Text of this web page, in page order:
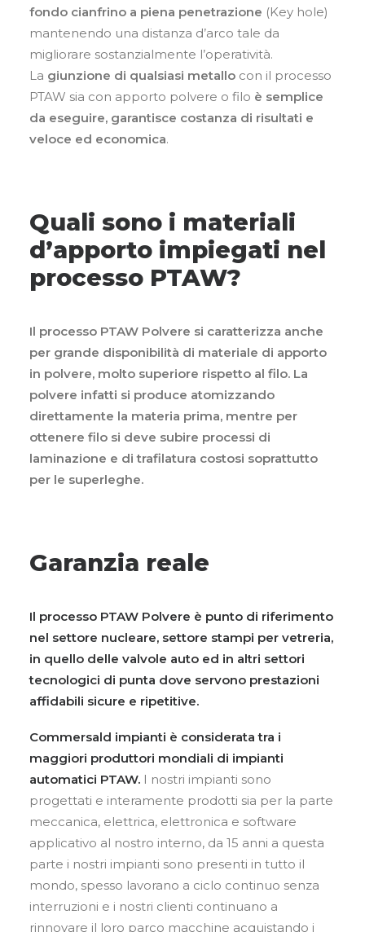
fondo cianfrino a piena penetrazione (Key hole)
mantenendo una distanza d’arco tale da
migliorare sostanzialmente l’operatività.
La giunzione di qualsiasi metallo con il processo
PTAW sia con apporto polvere o filo è semplice
da eseguire, garantisce costanza di risultati e
veloce ed economica.
Quali sono i materiali
d’apporto impiegati nel
processo PTAW?
Il processo PTAW Polvere si caratterizza anche
per grande disponibilità di materiale di apporto
in polvere, molto superiore rispetto al filo. La
polvere infatti si produce atomizzando
direttamente la materia prima, mentre per
ottenere filo si deve subire processi di
laminazione e di trafilatura costosi soprattutto
per le superleghe.
Garanzia reale
Il processo PTAW Polvere è punto di riferimento
nel settore nucleare, settore stampi per vetreria,
in quello delle valvole auto ed in altri settori
tecnologici di punta dove servono prestazioni
affidabili sicure e ripetitive.
Commersald impianti è considerata tra i
maggiori produttori mondiali di impianti
automatici PTAW. I nostri impianti sono
progettati e interamente prodotti sia per la parte
meccanica, elettrica, elettronica e software
applicativo al nostro interno, da 15 anni a questa
parte i nostri impianti sono presenti in tutto il
mondo, spesso lavorano a ciclo continuo senza
interruzioni e i nostri clienti continuano a
rinnovare il loro parco macchine acquistando i